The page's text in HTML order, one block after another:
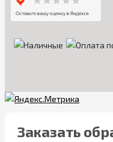
Заказать